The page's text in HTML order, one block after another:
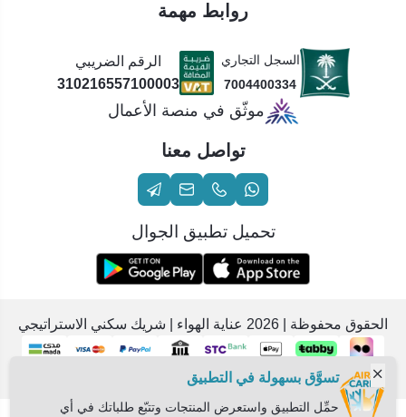
روابط مهمة
السجل التجاري
7004400334
الرقم الضريبي
310216557100003
موثّق في منصة الأعمال
تواصل معنا
تحميل تطبيق الجوال
الحقوق محفوظة | 2026 عناية الهواء | شريك سكني الاستراتيجي
تسوَّق بسهولة في التطبيق
حمِّل التطبيق واستعرض المنتجات وتتبّع طلباتك في أي